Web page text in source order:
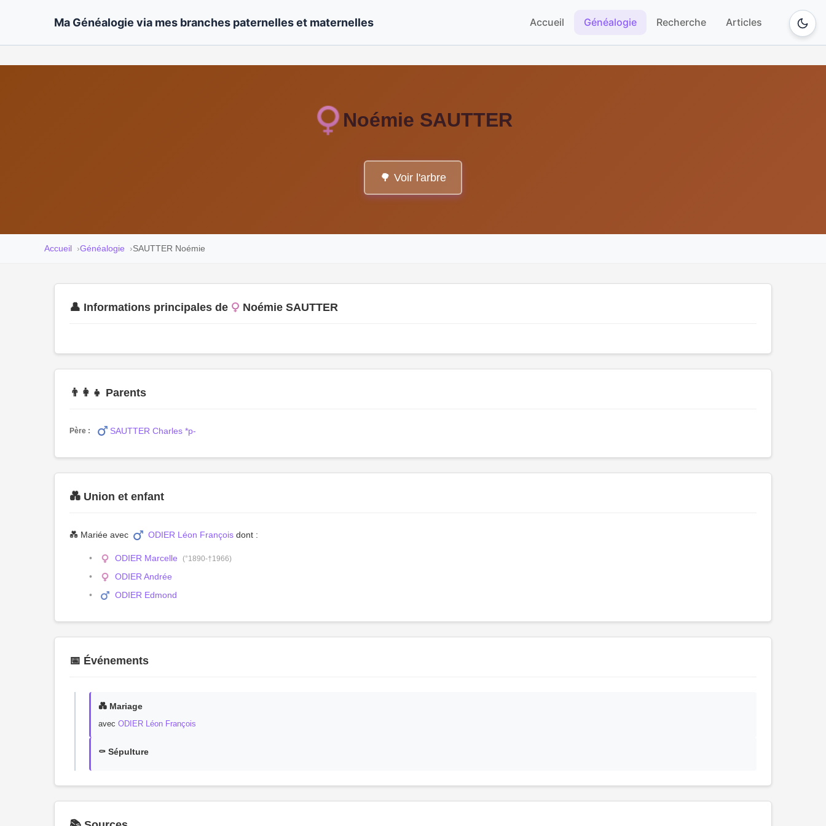
Ma Généalogie via mes branches paternelles et maternelles Accueil Généalogie Recherche Articles
Noémie SAUTTER
🌳 Voir l'arbre
Accueil Généalogie SAUTTER Noémie
👤 Informations principales de Noémie SAUTTER
👨‍👩‍👧 Parents
Père : SAUTTER Charles *p-
💑 Union et enfant
💑 Mariée avec ODIER Léon François dont :
ODIER Marcelle (°1890-†1966)
ODIER Andrée
ODIER Edmond
📅 Événements
💑 Mariage
avec ODIER Léon François
⚰️ Sépulture